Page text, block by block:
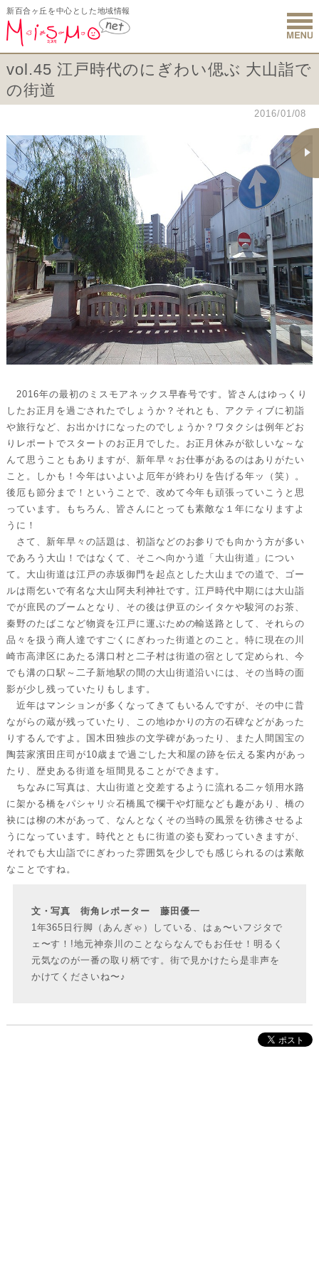
新百合ヶ丘を中心とした地域情報
新百合ヶ
vol.45 江戸時代のにぎわい偲ぶ 大山詣で
の街道
2016/01/08
2016年の最初のミスモアネックス早春号です。皆さんはゆっくり
したお正月を過ごされたでしょうか？それとも、アクティブに初詣
や旅行など、お出かけになったのでしょうか？ワタクシは例年どお
りレポートでスタートのお正月でした。お正月休みが欲しいな～な
んて思うこともありますが、新年早々お仕事があるのはありがたい
こと。しかも！今年はいよいよ厄年が終わりを告げる年ッ（笑）。
後厄も節分まで！ということで、改めて今年も頑張っていこうと思
っています。もちろん、皆さんにとっても素敵な１年になりますよ
うに！
さて、新年早々の話題は、初詣などのお参りでも向かう方が多い
であろう大山！ではなくて、そこへ向かう道「大山街道」につい
て。大山街道は江戸の赤坂御門を起点とした大山までの道で、ゴー
ルは雨乞いで有名な大山阿夫利神社です。江戸時代中期には大山詣
でが庶民のブームとなり、その後は伊豆のシイタケや駿河のお茶、
秦野のたばこなど物資を江戸に運ぶための輸送路として、それらの
品々を扱う商人達ですごくにぎわった街道とのこと。特に現在の川
崎市高津区にあたる溝口村と二子村は街道の宿として定められ、今
でも溝の口駅～二子新地駅の間の大山街道沿いには、その当時の面
影が少し残っていたりもします。
近年はマンションが多くなってきてもいるんですが、その中に昔
ながらの蔵が残っていたり、この地ゆかりの方の石碑などがあった
りするんですよ。国木田独歩の文学碑があったり、また人間国宝の
陶芸家濱田庄司が10歳まで過ごした大和屋の跡を伝える案内があっ
たり、歴史ある街道を垣間見ることができます。
ちなみに写真は、大山街道と交差するように流れる二ヶ領用水路
に架かる橋をパシャリ☆石橋風で欄干や灯籠なども趣があり、橋の
袂には柳の木があって、なんとなくその当時の風景を彷彿させるよ
うになっています。時代とともに街道の姿も変わっていきますが、
それでも大山詣でにぎわった雰囲気を少しでも感じられるのは素敵
なことですね。
文・写真 街角レポーター 藤田優一
1年365日行脚（あんぎゃ）している、はぁ〜いフジタで
ェ〜す！!地元神奈川のことならなんでもお任せ！明るく
元気なのが一番の取り柄です。街で見かけたら是非声を
かけてくださいね〜♪